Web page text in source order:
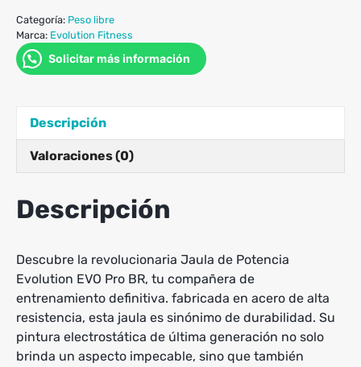
Categoría: Peso libre
Marca: Evolution Fitness
Solicitar más información
Descripción
Valoraciones (0)
Descripción
Descubre la revolucionaria Jaula de Potencia
Evolution EVO Pro BR, tu compañera de
entrenamiento definitiva. fabricada en acero de alta
resistencia, esta jaula es sinónimo de durabilidad. Su
pintura electrostática de última generación no solo
brinda un aspecto impecable, sino que también